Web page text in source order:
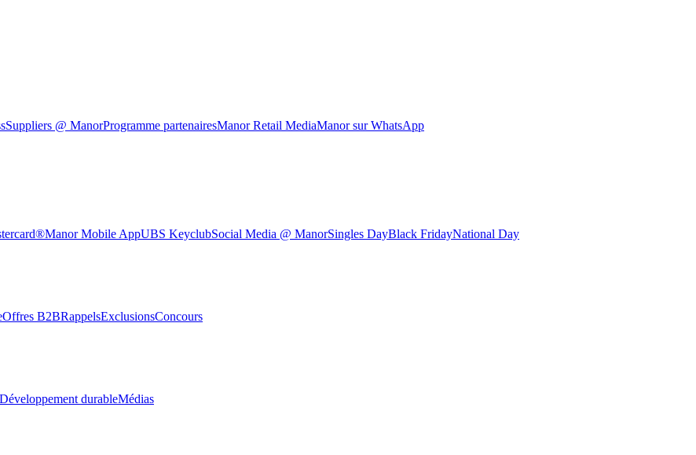
Suppliers @ ManorProgramme partenairesManor Retail MediaManor sur WhatsApp
Manor Mobile AppUBS KeyclubSocial Media @ ManorSingles DayBlack FridayNational Day
Offres B2BRappelsExclusionsConcours
Développement durableMédias